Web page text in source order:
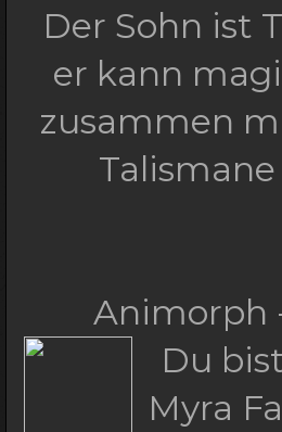
Der Sohn ist
er kann
zusammen
Animorph
Du
Myra